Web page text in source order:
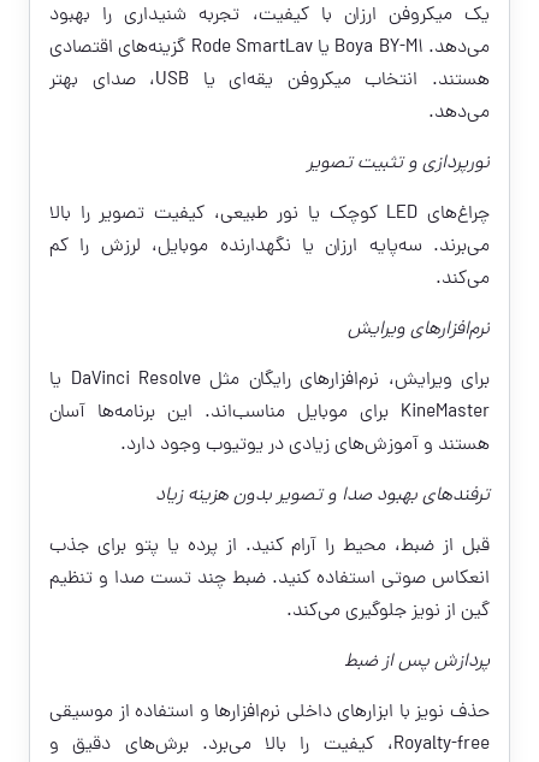
یک میکروفن ارزان با کیفیت، تجربه شنیداری را بهبود
می‌دهد. Boya BY-M1 یا Rode SmartLav گزینه‌های اقتصادی
هستند. انتخاب میکروفن یقه‌ای یا USB، صدای بهتر
می‌دهد.
نورپردازی و تثبیت تصویر
چراغ‌های LED کوچک یا نور طبیعی، کیفیت تصویر را بالا
می‌برند. سه‌پایه ارزان یا نگهدارنده موبایل، لرزش را کم
می‌کند.
نرم‌افزارهای ویرایش
برای ویرایش، نرم‌افزارهای رایگان مثل DaVinci Resolve یا
KineMaster برای موبایل مناسب‌اند. این برنامه‌ها آسان
هستند و آموزش‌های زیادی در یوتیوب وجود دارد.
ترفندهای بهبود صدا و تصویر بدون هزینه زیاد
قبل از ضبط، محیط را آرام کنید. از پرده یا پتو برای جذب
انعکاس صوتی استفاده کنید. ضبط چند تست صدا و تنظیم
گین از نویز جلوگیری می‌کند.
پردازش پس از ضبط
حذف نویز با ابزارهای داخلی نرم‌افزارها و استفاده از موسیقی
Royalty-free، کیفیت را بالا می‌برد. برش‌های دقیق و